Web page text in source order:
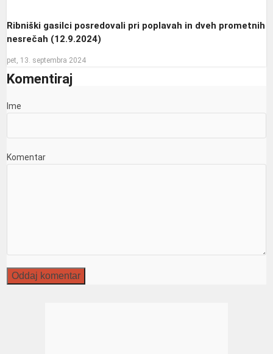
Ribniški gasilci posredovali pri poplavah in dveh prometnih
nesrečah (12.9.2024)
pet, 13. septembra 2024
Komentiraj
Ime
Komentar